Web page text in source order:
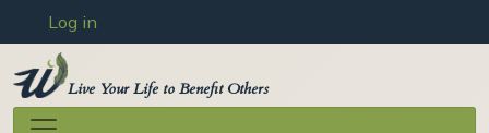
Skip to main content
User account menu
Log in
Live Your Life to Benefit Others